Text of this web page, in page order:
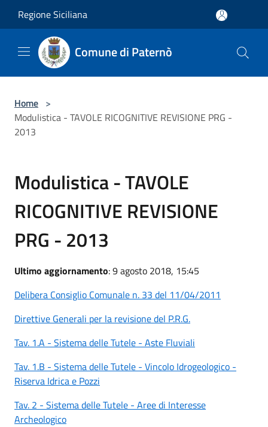
Regione Siciliana
Comune di Paternò
Home >
Modulistica - TAVOLE RICOGNITIVE REVISIONE PRG -
2013
Modulistica - TAVOLE
RICOGNITIVE REVISIONE
PRG - 2013
Ultimo aggiornamento: 9 agosto 2018, 15:45
Delibera Consiglio Comunale n. 33 del 11/04/2011
Direttive Generali per la revisione del P.R.G.
Tav. 1.A - Sistema delle Tutele - Aste Fluviali
Tav. 1.B - Sistema delle Tutele - Vincolo Idrogeologico -
Riserva Idrica e Pozzi
Tav. 2 - Sistema delle Tutele - Aree di Interesse
Archeologico